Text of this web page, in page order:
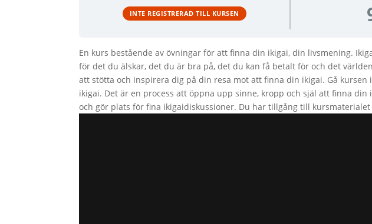
INTE REGISTRERAD TILL KURSEN
En kurs bestående av övningar för att finna din ikigai, din livsmening.
för det du älskar, det du är bra på, det du kan få betalt för och det
att stötta och inspirera dig på din resa mot att finna din ikigai. Gå
ikigai. Det är en process att öppna upp sinne, kropp och själ att finna
och gör plats för fina ikigaidiskussioner. Du har tillgång till